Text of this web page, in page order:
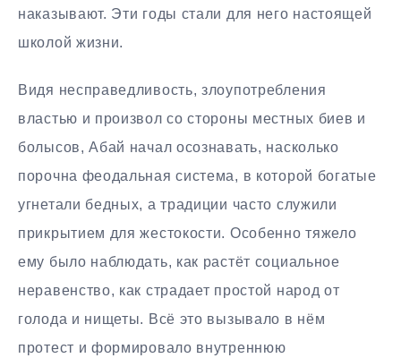
наказывают. Эти годы стали для него настоящей
школой жизни.
Видя несправедливость, злоупотребления
властью и произвол со стороны местных биев и
болысов, Абай начал осознавать, насколько
порочна феодальная система, в которой богатые
угнетали бедных, а традиции часто служили
прикрытием для жестокости. Особенно тяжело
ему было наблюдать, как растёт социальное
неравенство, как страдает простой народ от
голода и нищеты. Всё это вызывало в нём
протест и формировало внутреннюю